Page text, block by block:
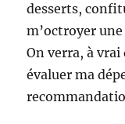
desserts,
m’octroyer
On verra, à
évaluer ma